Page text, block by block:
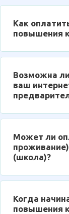
Как
повышения
Возможна
ваш
Может ли
(школа)?
Когда
повышения